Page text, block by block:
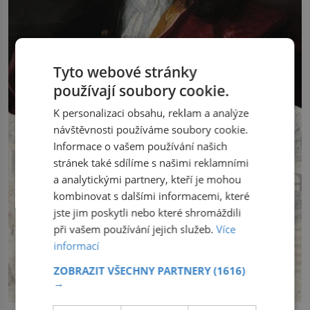
Tyto webové stránky
používají soubory cookie.
K personalizaci obsahu, reklam a analýze
návštěvnosti používáme soubory cookie.
Informace o vašem používání našich
stránek také sdílíme s našimi reklamními
a analytickými partnery, kteří je mohou
kombinovat s dalšími informacemi, které
jste jim poskytli nebo které shromáždili
při vašem používání jejich služeb.Více
informací
ZOBRAZIT VŠECHNY PARTNERY(1616)
→